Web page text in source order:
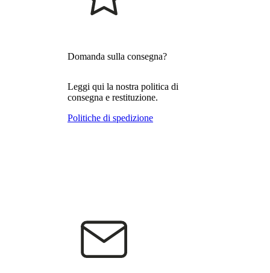
Domanda sulla consegna?
Leggi qui la nostra politica di
consegna e restituzione.
Politiche di spedizione